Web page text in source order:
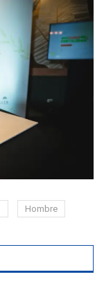
Hombre